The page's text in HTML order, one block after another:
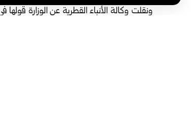
ونقلت وكالة الأنباء القطرية عن الوزارة قولها